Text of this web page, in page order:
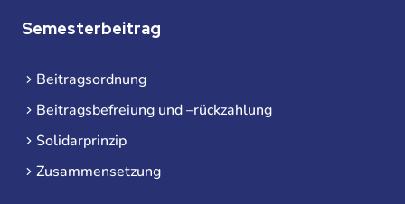
Semesterbeitrag
Beitragsordnung
Beitragsbefreiung und –rückzahlung
Solidarprinzip
Zusammensetzung